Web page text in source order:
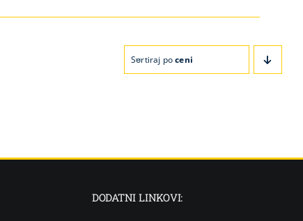
Sortiraj poceni
DODATNI LINKOVI: